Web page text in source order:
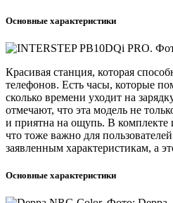
Основные характеристики
Красивая станция, которая
телефонов. Есть часы, которые
сколько времени уходит на
отмечают, что эта модель не
и приятна на ощупь. В
что тоже важно для
заявленным характеристикам, а
Основные характеристики